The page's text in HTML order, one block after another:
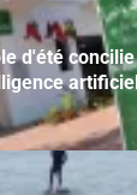
d'été
Bayt Mal